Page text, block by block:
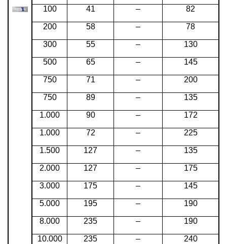
100 41 – 82
200 58 – 78
300 55 – 130
500 65 – 145
750 71 – 200
750 89 – 135
1.000 90 – 172
1.000 72 – 225
1.500 127 – 135
2.000 127 – 175
3.000 175 – 145
5.000 195 – 190
8.000 235 – 190
10.000 235 – 240